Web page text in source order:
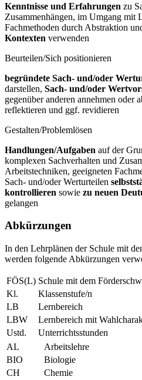
Kenntnisse und Erfahrungen zu
Zusammenhängen, im Umgang mit
Fachmethoden durch Abstraktion
Kontexten verwenden
Beurteilen/Sich positionieren
begründete Sach- und/oder
darstellen, Sach- und/oder
gegenüber anderen annehmen oder
reflektieren und ggf. revidieren
Gestalten/Problemlösen
Handlungen/Aufgaben auf der
komplexen Sachverhalten und
Arbeitstechniken, geeigneten
Sach- und/oder Werturteilen
kontrollieren sowie zu neuen
gelangen
Abkürzungen
In den Lehrplänen der Schule mit
werden folgende Abkürzungen
FÖS(L) Schule mit dem
Kl.
Klassenstufe/n
LB
Lernbereich
LBW
Lernbereich mit
Ustd.
Unterrichtsstunden
AL
Arbeitslehre
BIO
Biologie
CH
Chemie